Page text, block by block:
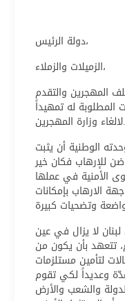
دولة الرئيس،
الزميلات والزملاء،
المهجرين والتقدم
المطلوبة له تمهيداً
لالغاء وزارة المهجرين.
الوطنية أن يثبت
للإرهاب فكان خير
الأمنية في عملها
الارهاب بإمكانات
لا يزال في عين
تتعهد بأن يكون من
لتأمين مستلزمات
وعديداً لكي تقوم
والشعب والأرض